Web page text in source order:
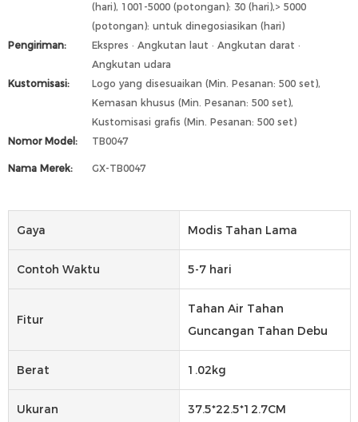
(hari), 1001-5000 (potongan): 30 (hari),> 5000
(potongan): untuk dinegosiasikan (hari)
Pengiriman:
Ekspres · Angkutan laut · Angkutan darat ·
Angkutan udara
Kustomisasi:
Logo yang disesuaikan (Min. Pesanan: 500 set),
Kemasan khusus (Min. Pesanan: 500 set),
Kustomisasi grafis (Min. Pesanan: 500 set)
Nomor Model:
TB0047
Nama Merek: GX-TB0047
Gaya Modis Tahan Lama
Contoh Waktu 5-7 hari
Fitur
Tahan Air Tahan
Guncangan Tahan Debu
Berat 1.02kg
Ukuran 37.5*22.5*12.7CM